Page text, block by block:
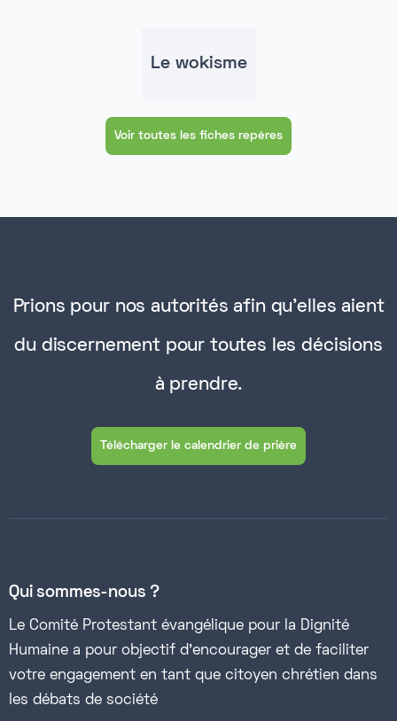
Le wokisme
Voir toutes les fiches repères
Prions pour nos autorités afin qu'elles aient
du discernement pour toutes les décisions
à prendre.
Télécharger le calendrier de prière
Qui sommes-nous ?
Le Comité Protestant évangélique pour la Dignité
Humaine a pour objectif d’encourager et de faciliter
votre engagement en tant que citoyen chrétien dans
les débats de société